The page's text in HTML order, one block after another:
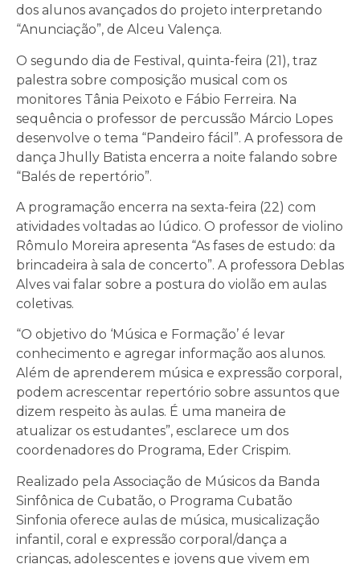
dos alunos avançados do projeto interpretando
“Anunciação”, de Alceu Valença.
O segundo dia de Festival, quinta-feira (21), traz
palestra sobre composição musical com os
monitores Tânia Peixoto e Fábio Ferreira. Na
sequência o professor de percussão Márcio Lopes
desenvolve o tema “Pandeiro fácil”. A professora de
dança Jhully Batista encerra a noite falando sobre
“Balés de repertório”.
A programação encerra na sexta-feira (22) com
atividades voltadas ao lúdico. O professor de violino
Rômulo Moreira apresenta “As fases de estudo: da
brincadeira à sala de concerto”. A professora Deblas
Alves vai falar sobre a postura do violão em aulas
coletivas.
“O objetivo do ‘Música e Formação’ é levar
conhecimento e agregar informação aos alunos.
Além de aprenderem música e expressão corporal,
podem acrescentar repertório sobre assuntos que
dizem respeito às aulas. É uma maneira de
atualizar os estudantes”, esclarece um dos
coordenadores do Programa, Eder Crispim.
Realizado pela Associação de Músicos da Banda
Sinfônica de Cubatão, o Programa Cubatão
Sinfonia oferece aulas de música, musicalização
infantil, coral e expressão corporal/dança a
crianças, adolescentes e jovens que vivem em